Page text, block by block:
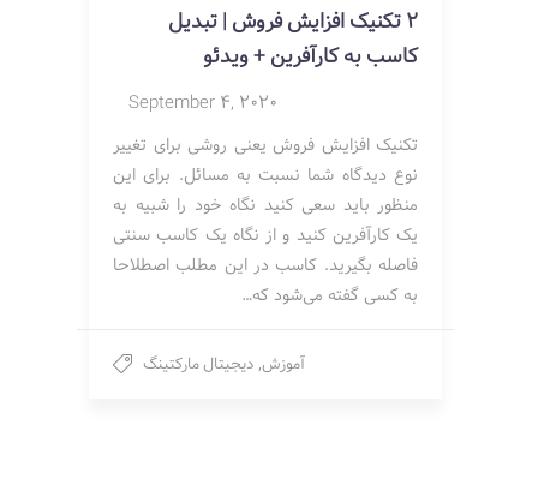
2 تکنیک افزایش فروش | تبدیل
کاسب به کارآفرین + ویدئو
September 4, 2020
تکنیک افزایش فروش یعنی روشی برای تغییر
نوع دیدگاه شما نسبت به مسائل. برای این
منظور باید سعی کنید نگاه خود را شبیه به
یک کارآفرین کنید و از نگاه یک کاسب سنتی
فاصله بگیرید. کاسب در این مطلب اصطلاحا
به کسی گفته می‌شود که…
آموزش, دیجیتال مارکتینگ